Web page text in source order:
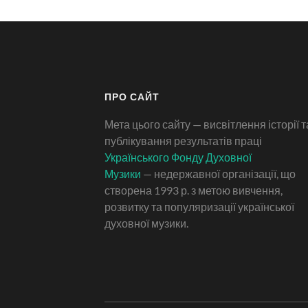
ПРО САЙТ
Мета цього сайту — висвітлення історії
публікування результатів праці
Українського Фонду Духовної
Музики — недержавної організації, що
створена 1993 р. з метою вивчення,
розвитку та популяризації української
духовної музики.